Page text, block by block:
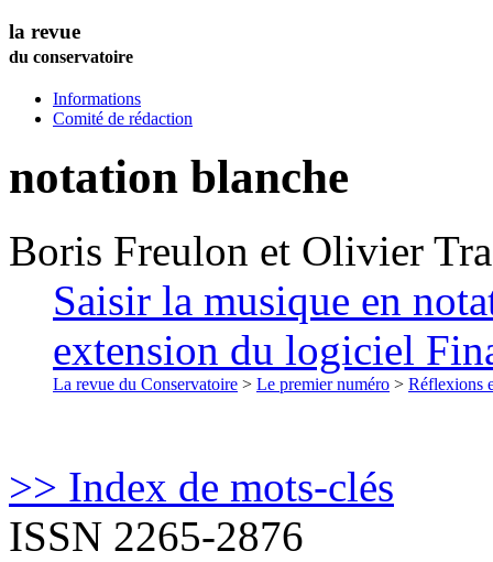
la revue
du conservatoire
Informations
Comité de rédaction
notation blanche
Boris Freulon et Olivier
Saisir la musique en
extension du logiciel
La revue du Conservatoire > Le premier numéro > Réflexions
>> Index de mots-clés
ISSN 2265-2876